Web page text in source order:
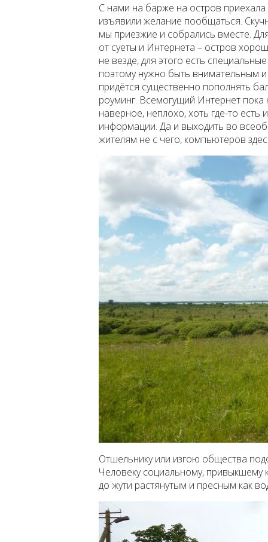
С нами на барже на остров
изъявили желание пообщаться.
мы приезжие и собрались вместе.
от суеты и Интернета – остров
не везде, для этого есть
поэтому нужно быть внимательным
придётся существенно пополнять
роуминг. Всемогущий Интернет
наверное, неплохо, хоть где-то
информации. Да и выходить во
жителям не с чего, компьютеров
Отшельнику или изгою общества
Человеку социальному, привыкшему
до жути растянутым и пресным как